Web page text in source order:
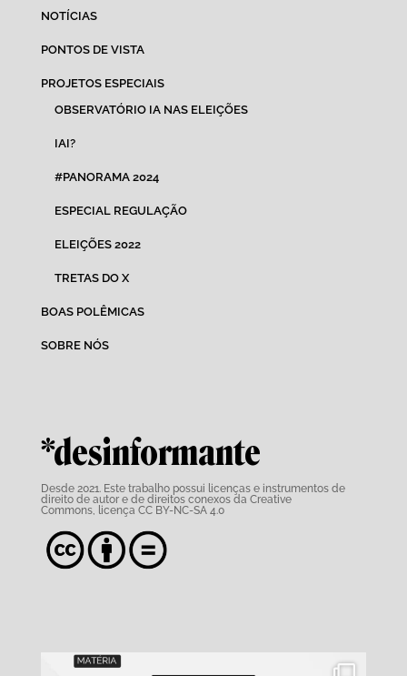
NOTÍCIAS
PONTOS DE VISTA
PROJETOS ESPECIAIS
OBSERVATÓRIO IA NAS ELEIÇÕES
IAI?
#PANORAMA 2024
ESPECIAL REGULAÇÃO
ELEIÇÕES 2022
TRETAS DO X
BOAS POLÊMICAS
SOBRE NÓS
*desinformante
Desde 2021. Este trabalho possui licenças e instrumentos de
direito de autor e de direitos conexos da Creative
Commons, licença CC BY-NC-SA 4.0